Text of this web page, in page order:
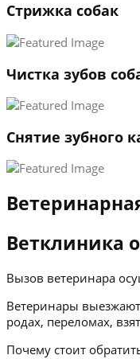
Стрижка собак
Чистка зубов
Снятие зубного
Ветклиника
Вызов ветеринара
Ветеринары
родах, переломах,
Почему стоит